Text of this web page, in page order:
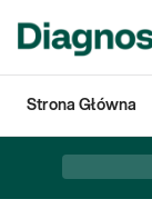
Strona Główna